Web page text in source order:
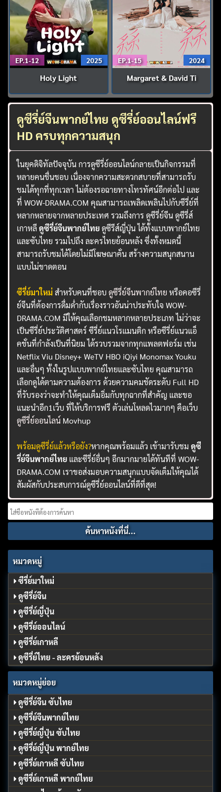
EP.1-12 2025
Holy Light
EP.1-15 2024
Margaret & David Ti
ดูซีรี่ย์จีนพากย์ไทย ดูซีรี่ย์ออนไลน์ฟรี
HD ครบทุกความสนุก
ในยุคดิจิทัลปัจจุบัน การดูซีรี่ย์ออนไลน์กลายเป็นกิจกรรมที่
หลายคนชื่นชอบ เนื่องจากความสะดวกสบายที่สามารถรับ
ชมได้ทุกที่ทุกเวลา ไม่ต้องรอฉายทางโทรทัศน์อีกต่อไป และ
ที่ WOW-DRAMA.COM คุณสามารถเพลิดเพลินไปกับซีรี่ย์ที่
หลากหลายจากหลายประเทศ รวมถึงการ ดูซีรี่ย์จีน ดูซีรี่ส์
เกาหลีดูซีรี่ย์จีนพากย์ไทยดูซีรีส์ญี่ปุ่น ได้ทั้งแบบพากย์ไทย
และซับไทย รวมไปถึง ละครไทยย้อนหลัง ซึ่งทั้งหมดนี้
สามารถรับชมได้โดยไม่มีโฆษณาคั่น สร้างความสนุกสนาน
แบบไม่ขาดตอน
ซีรี่ย์มาใหม่ สำหรับคนที่ชอบดูซีรี่ย์จีนพากย์ไทย หรือคอซีรี่
ย์จีนที่ต้องการดื่มด่ำกับเรื่องราวอันน่าประทับใจ WOW-
DRAMA.COM มีให้คุณเลือกชมหลากหลายประเภท ไม่ว่าจะ
เป็นซีรี่ย์ประวัติศาสตร์ ซีรี่ย์แนวโรแมนติก หรือซีรี่ย์แนวแอ็
คชั่นที่กำลังเป็นที่นิยม ได้รวบรวมจากทุกแพลตฟอร์ม เช่น
Netflix Viu Disney+ WeTV HBO iQiyi Monomax Youku
และอื่นๆ ทั้งในรูปแบบพากย์ไทยและซับไทย คุณสามารถ
เลือกดูได้ตามความต้องการ ด้วยความคมชัดระดับ Full HD
ที่รับรองว่าจะทำให้คุณเต็มอิ่มกับทุกฉากที่สำคัญ และขอ
แนะนำอีก1เว็บ ที่ให้บริการฟรี ตัวเล่นโหลดไวมากๆ คือเว็บ
ดูซีรี่ย์ออนไลน์ Movhup
พร้อมดูซีรี่ย์แล้วหรือยัง?หากคุณพร้อมแล้ว เข้ามารับชมดูซี
รี่ย์จีนพากย์ไทย และซีรี่ย์อื่นๆ อีกมากมายได้ทันทีที่ WOW-
DRAMA.COM เราขอส่งมอบความสนุกแบบจัดเต็มให้คุณได้
สัมผัสกับประสบการณ์ดูซีรี่ย์ออนไลน์ที่ดีที่สุด!
Search
for:
หมวดหมู่
ซีรี่ย์มาใหม่
ดูซีรี่ย์จีน
ดูซีรี่ย์ญี่ปุ่น
ดูซีรี่ย์ออนไลน์
ดูซีรี่ย์เกาหลี
ดูซีรี่ย์ไทย - ละครย้อนหลัง
หมวดหมู่ย่อย
ดูซีรี่ย์จีน ซับไทย
ดูซีรี่ย์จีนพากย์ไทย
ดูซีรี่ย์ญี่ปุ่น ซับไทย
ดูซีรี่ย์ญี่ปุ่น พากย์ไทย
ดูซีรี่ย์เกาหลี ซับไทย
ดูซีรี่ย์เกาหลี พากย์ไทย